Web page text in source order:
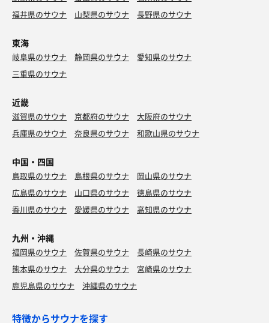
福井県のサウナ
山梨県のサウナ 長野県のサウナ
東海
岐阜県のサウナ 静岡県のサウナ
愛知県のサウナ
三重県のサウナ
近畿
滋賀県のサウナ 京都府のサウナ
大阪府のサウナ
兵庫県のサウナ
奈良県のサウナ 和歌山県のサウナ
中国・四国
鳥取県のサウナ 島根県のサウナ
岡山県のサウナ
広島県のサウナ
山口県のサウナ
徳島県のサウナ
香川県のサウナ
愛媛県のサウナ 高知県のサウナ
九州・沖縄
福岡県のサウナ 佐賀県のサウナ
長崎県のサウナ
熊本県のサウナ
大分県のサウナ
宮崎県のサウナ
鹿児島県のサウナ
沖縄県のサウナ
特徴からサウナを探す